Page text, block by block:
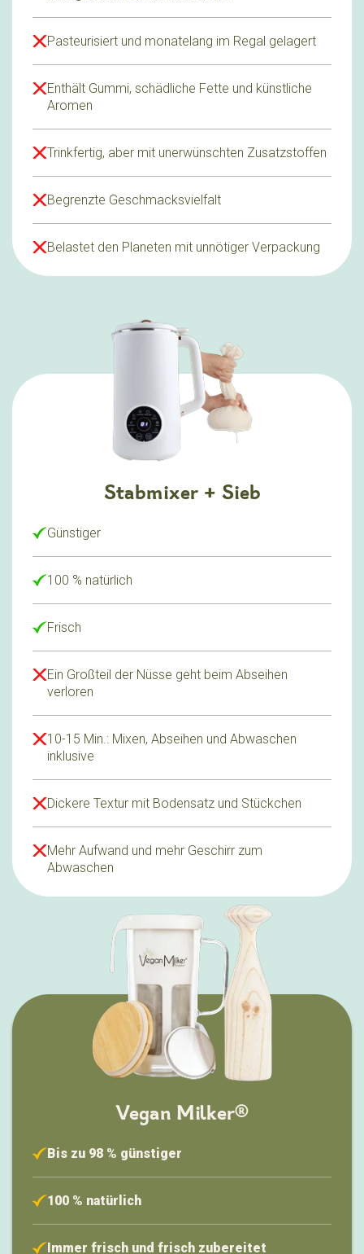
Pasteurisiert und monatelang im Regal gelagert
Enthält Gummi, schädliche Fette und künstliche
Aromen
Trinkfertig, aber mit unerwünschten Zusatzstoffen
Begrenzte Geschmacksvielfalt
Belastet den Planeten mit unnötiger Verpackung
Stabmixer + Sieb
Günstiger
100 % natürlich
Frisch
Ein Großteil der Nüsse geht beim Abseihen
verloren
10-15 Min.: Mixen, Abseihen und Abwaschen
inklusive
Dickere Textur mit Bodensatz und Stückchen
Mehr Aufwand und mehr Geschirr zum
Abwaschen
Vegan Milker®
Bis zu 98 % günstiger
100 % natürlich
Immer frisch und frisch zubereitet